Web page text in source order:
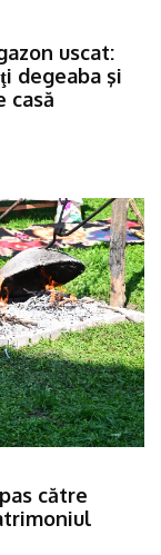
uscat:
degeaba şi
casă
către